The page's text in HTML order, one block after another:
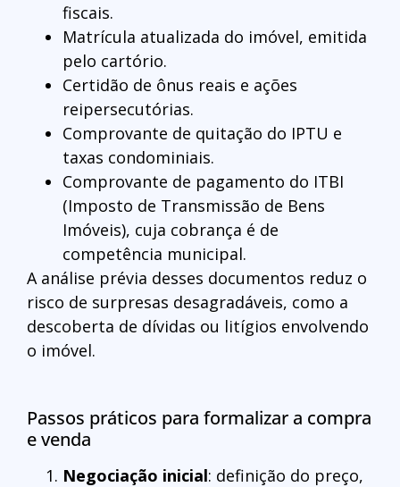
fiscais.
Matrícula atualizada do imóvel, emitida
pelo cartório.
Certidão de ônus reais e ações
reipersecutórias.
Comprovante de quitação do IPTU e
taxas condominiais.
Comprovante de pagamento do ITBI
(Imposto de Transmissão de Bens
Imóveis), cuja cobrança é de
competência municipal.
A análise prévia desses documentos reduz o
risco de surpresas desagradáveis, como a
descoberta de dívidas ou litígios envolvendo
o imóvel.
Passos práticos para formalizar a compra
e venda
Negociação inicial: definição do preço,